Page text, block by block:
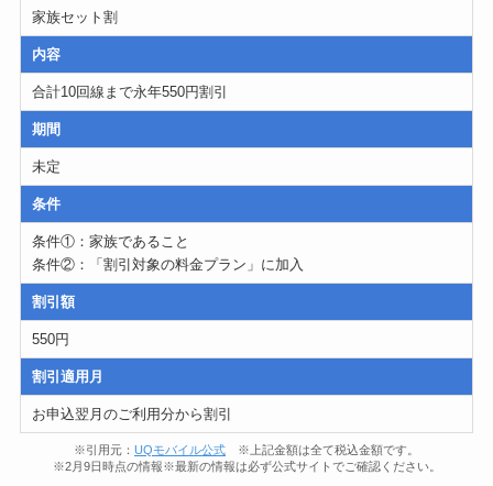
家族セット割
内容
合計10回線まで永年550円割引
期間
未定
条件
条件①：家族であること
条件②：「割引対象の料金プラン」に加入
割引額
550円
割引適用月
お申込翌月のご利用分から割引
※引用元： UQモバイル公式 ※上記金額は全て税込金額です。
※2月9日時点の情報※最新の情報は必ず公式サイトでご確認ください。